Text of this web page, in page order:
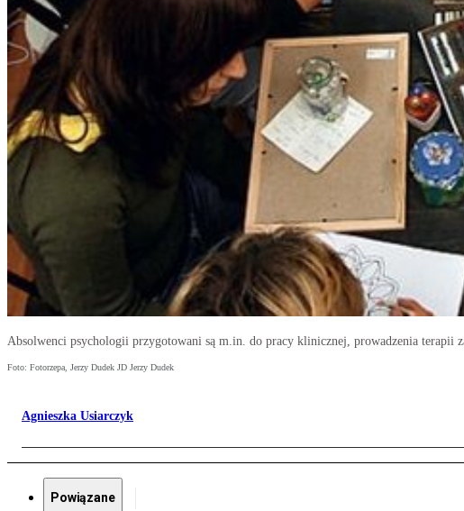
Absolwenci psychologii przygotowani są m.in. do pracy klinicznej, prowadzenia terapii
Foto: Fotorzepa, Jerzy Dudek JD Jerzy Dudek
Agnieszka Usiarczyk
Powiązane